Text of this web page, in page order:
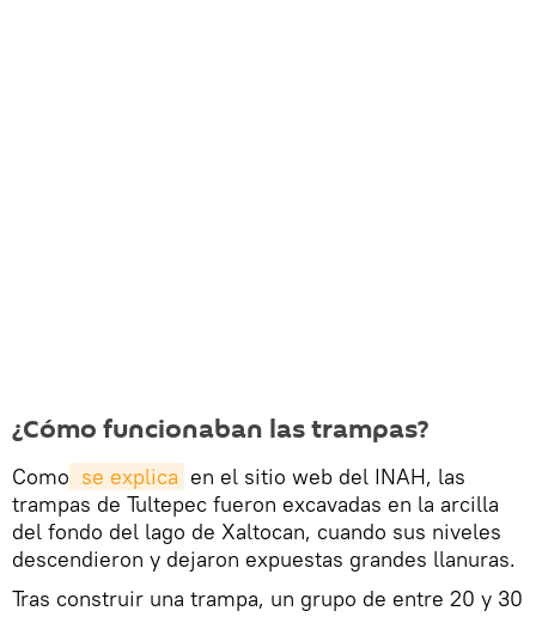
¿Cómo funcionaban las trampas?
Como se explica en el sitio web del INAH, las
trampas de Tultepec fueron excavadas en la arcilla
del fondo del lago de Xaltocan, cuando sus niveles
descendieron y dejaron expuestas grandes llanuras.
Tras construir una trampa, un grupo de entre 20 y 30